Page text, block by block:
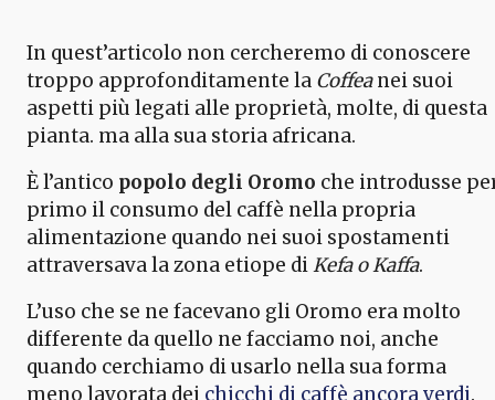
In quest’articolo non cercheremo di conoscere
troppo approfonditamente la Coffeanei suoi
aspetti più legati alle proprietà, molte, di questa
pianta. ma alla sua storia africana.
È l’antico popolo degli Oromo che introdusse
primo il consumo del caffè nella propria
alimentazione quando nei suoi spostamenti
attraversava la zona etiope diKefa o Kaffa.
L’uso che se ne facevano gli Oromo era molto
differente da quello ne facciamo noi, anche
quando cerchiamo di usarlo nella sua forma
meno lavorata dei chicchi di caffè ancora verdi.